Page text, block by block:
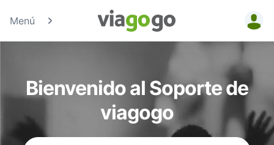
Menú
Entradas
para
Conciertos,
Deporte y
Bienvenido al Soporte de
viagogo